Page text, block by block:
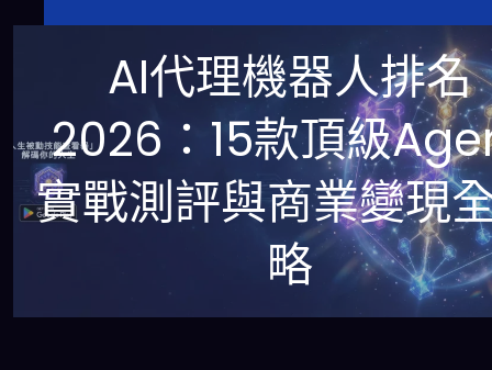
AI代理機器人排名
2026：15款頂級
實戰測評與商業變現
略